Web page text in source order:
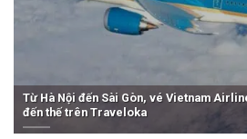
Từ Hà Nội đến Sài Gòn, vé Vietnam
đến thế trên Traveloka